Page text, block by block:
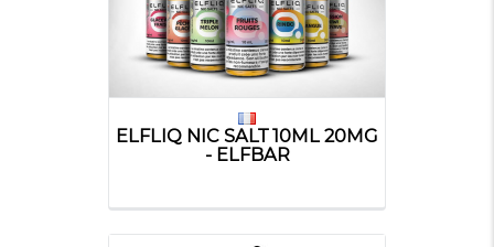
ELFLIQ NIC SALT 10ML 20MG
- ELFBAR